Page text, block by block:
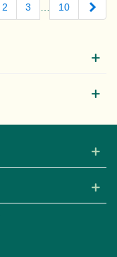
2 3 10